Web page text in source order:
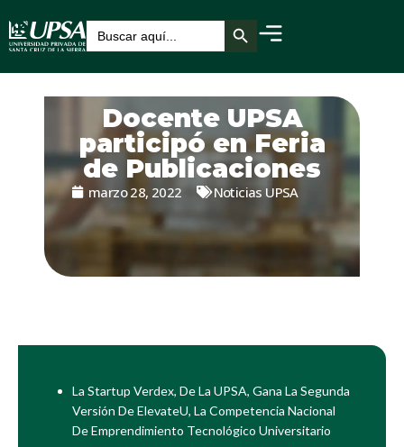
Buscar: Botón de búsqueda
Docente UPSA
participó en Feria
de Publicaciones
marzo 28, 2022 Noticias UPSA
La Startup Verdex, De La UPSA, Gana La Segunda
Versión De ElevateU, La Competencia Nacional
De Emprendimiento Tecnológico Universitario